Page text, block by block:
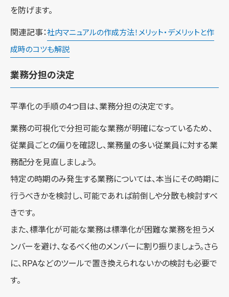
を防げます。
関連記事：社内マニュアルの作成方法！メリット・デメリットと作
成時のコツも解説
業務分担の決定
平準化の手順の4つ目は、業務分担の決定です。
業務の可視化で分担可能な業務が明確になっているため、
従業員ごとの偏りを確認し、業務量の多い従業員に対する業
務配分を見直しましょう。
特定の時期のみ発生する業務については、本当にその時期に
行うべきかを検討し、可能であれば前倒しや分散も検討すべ
きです。
また、標準化が可能な業務は標準化が困難な業務を担うメ
ンバーを避け、なるべく他のメンバーに割り振りましょう。さら
に、RPAなどのツールで置き換えられないかの検討も必要で
す。